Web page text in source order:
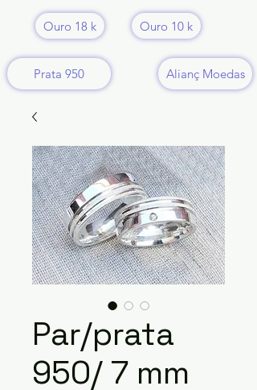
Ouro 18 k Ouro 10 k
Prata 950 Alianç Moedas
Par/prata
950/ 7 mm